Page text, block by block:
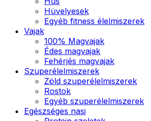
Hüvelyesek
Egyéb fitness élelmiszerek
Vajak
100% Magvajak
Édes magvajak
Fehérjés magvajak
Szuperélelmiszerek
Zöld szuperélelmiszerek
Rostok
Egyéb szuperélelmiszerek
Egészséges nasi